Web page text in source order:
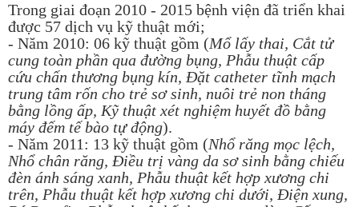
Trong giai đoạn 2010 - 2015 bệnh viện đã triển khai
được 57 dịch vụ kỹ thuật mới;
- Năm 2010: 06 kỹ thuật gồm (Mổ lấy thai, Cắt tử
cung toàn phần qua đường bụng, Phẫu thuật cấp
cứu chấn thương bụng kín, Đặt catheter tĩnh mạch
trung tâm rốn cho trẻ sơ sinh, nuôi trẻ non tháng
bằng lồng ấp, Kỹ thuật xét nghiệm huyết đồ bằng
máy đếm tế bào tự động).
- Năm 2011: 13 kỹ thuật gồm (Nhổ răng mọc lệch,
Nhổ chân răng, Điều trị vàng da sơ sinh bằng chiếu
đèn ánh sáng xanh, Phẫu thuật kết hợp xương chi
trên, Phẫu thuật kết hợp xương chi dưới, Điện xung,